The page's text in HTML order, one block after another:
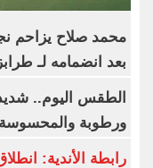
محمد صلاح يزاحم
بعد انضمامه لـ
الطقس اليوم.. شديد
ورطوبة والمحسوسة
رابطة الأندية: